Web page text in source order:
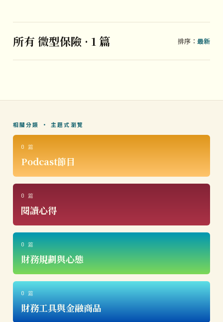
所有 微型保險 · 1 篇 排序：最新
相關分類 · 主題式瀏覽
0 篇
Podcast節目
0 篇
閱讀心得
0 篇
財務規劃與心態
0 篇
財務工具與金融商品